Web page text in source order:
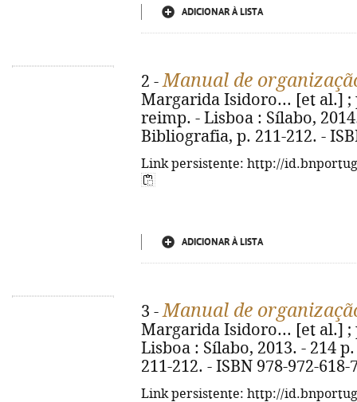
ADICIONAR À LISTA
2 -Manual de
Margarida Isidoro... [et al.] ;
reimp. - Lisboa : Sílabo,
Bibliografia, p. 211-212. -
Link persistente: http://
ADICIONAR À LISTA
3 -Manual de
Margarida Isidoro... [et al.] ;
Lisboa : Sílabo, 2013. - 214
211-212. - ISBN 978-972-618-
Link persistente: http://